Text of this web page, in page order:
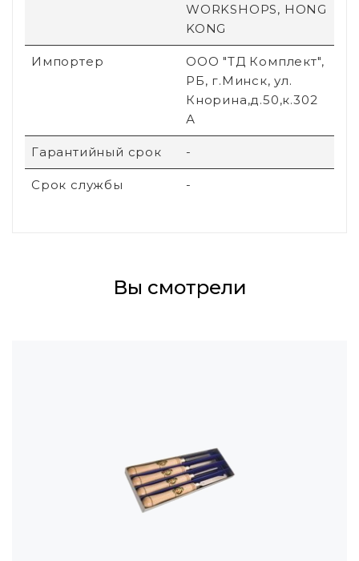
WORKSHOPS, HONG
KONG
Импортер
ООО "ТД Комплект",
РБ, г.Минск, ул.
Кнорина,д.50,к.302
А
Гарантийный срок -
Срок службы -
Вы смотрели